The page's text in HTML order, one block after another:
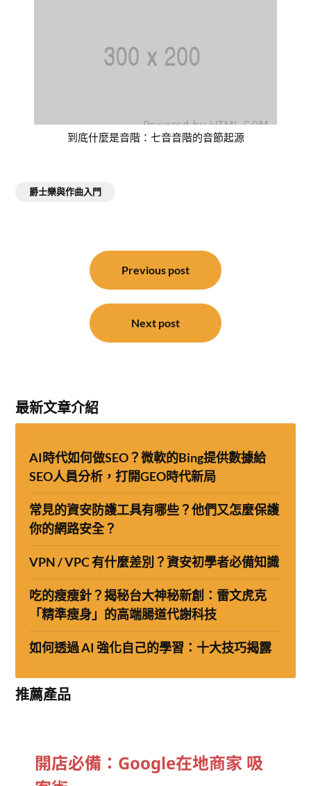
到底什麼是音階：七音音階的音節起源
爵士樂與作曲入門
Previous post
Next post
最新文章介紹
AI時代如何做SEO？微軟的Bing提供數據給
SEO人員分析，打開GEO時代新局
常見的資安防護工具有哪些？他們又怎麼保護
你的網路安全？
VPN / VPC 有什麼差別？資安初學者必備知識
吃的瘦瘦針？揭秘台大神秘新創：雷文虎克
「精準瘦身」的高端腸道代謝科技
如何透過 AI 強化自己的學習：十大技巧揭露
推薦產品